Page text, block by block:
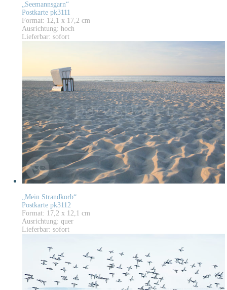
„Seemannsgarn“
Postkarte pk3111
Format: 12,1 x 17,2 cm
Ausrichtung: hoch
Lieferbar: sofort
„Mein Strandkorb“
Postkarte pk3112
Format: 17,2 x 12,1 cm
Ausrichtung: quer
Lieferbar: sofort